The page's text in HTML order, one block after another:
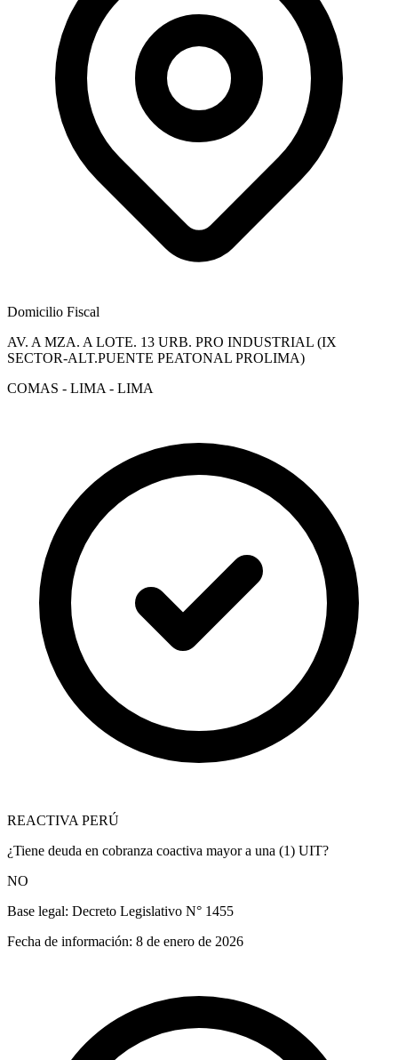
Domicilio Fiscal
AV. A MZA. A LOTE. 13 URB. PRO INDUSTRIAL (IX
SECTOR-ALT.PUENTE PEATONAL PROLIMA)
COMAS - LIMA - LIMA
REACTIVA PERÚ
¿Tiene deuda en cobranza coactiva mayor a una (1) UIT?
NO
Base legal: Decreto Legislativo N° 1455
Fecha de información: 8 de enero de 2026